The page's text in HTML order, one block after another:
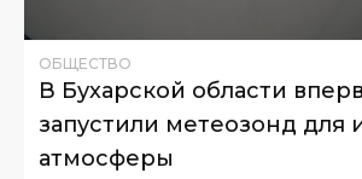
ОБЩЕСТВО
В Бухарской области
запустили метеозонд для
атмосферы